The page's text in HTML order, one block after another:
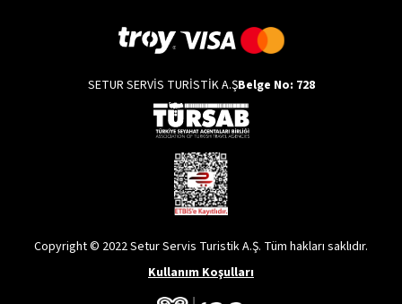
SETUR SERVİS TURİSTİK A.ŞBelge No: 728
Copyright © 2022 Setur Servis Turistik A.Ş. Tüm hakları saklıdır.
Kullanım Koşulları